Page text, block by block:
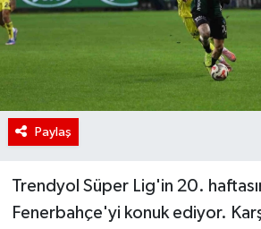
Paylaş
Trendyol Süper Lig'in 20.
Fenerbahçe'yi konuk ediyor.